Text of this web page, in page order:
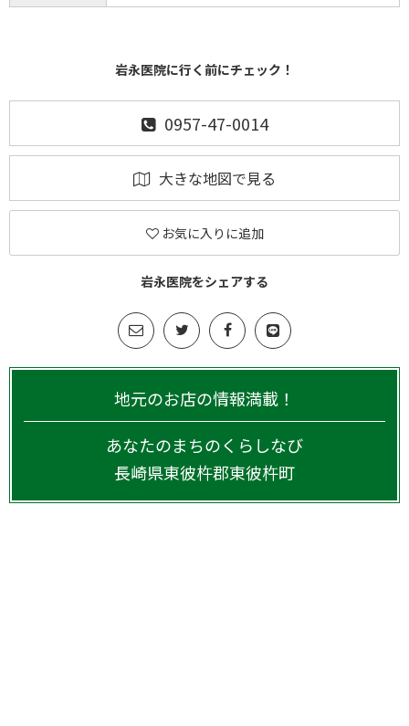
岩永医院に行く前にチェック！
0957-47-0014
大きな地図で見る
お気に入りに追加
岩永医院をシェアする
地元のお店の情報満載！
あなたのまちのくらしなび
長崎県東彼杵郡東彼杵町